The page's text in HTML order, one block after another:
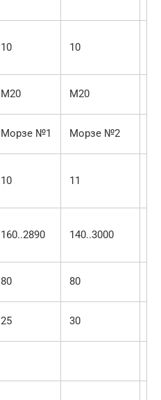
10 10
М20 М20
Морзе №1 Морзе №2
10 11
160..2890 140..3000
80 80
25 30